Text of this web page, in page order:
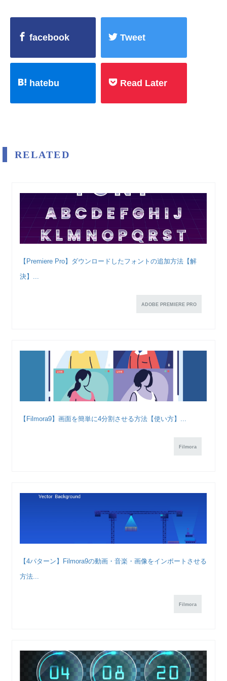
facebook Tweet
hatebu Read Later
RELATED
【Premiere Pro】ダウンロードしたフォントの追加方法【解
決】...
ADOBE PREMIERE PRO
【Filmora9】画面を簡単に4分割させる方法【使い方】...
Filmora
【4パターン】Filmora9の動画・音楽・画像をインポートさせる
方法...
Filmora